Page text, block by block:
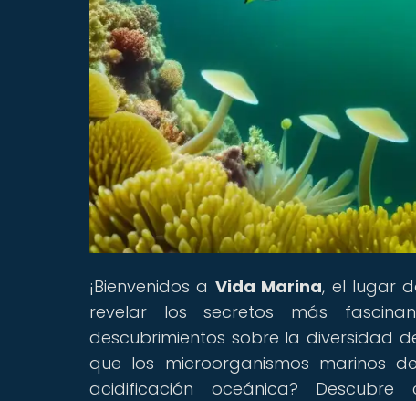
¡Bienvenidos a Vida Marina, el lugar
revelar los secretos más
descubrimientos sobre la diversidad
que los microorganismos marinos
acidificación oceánica?